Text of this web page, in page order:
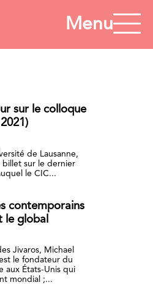
Menu
sur le colloque
de Lausanne,
billet sur le dernier
le CIC...
contemporains
le global
Jivaros, Michael
le fondateur du
aux États-Unis qui
mondial ;...